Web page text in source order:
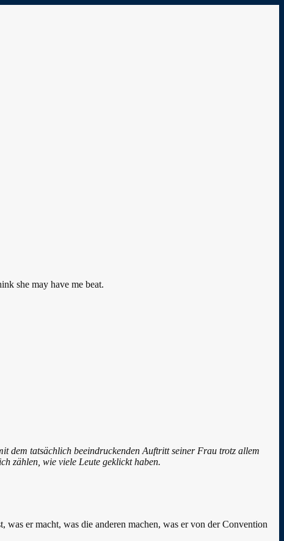
she may have me beat.
dem tatsächlich beeindruckenden Auftritt seiner Frau trotz allem
zählen, wie viele Leute geklickt haben.
er macht, was die anderen machen, was er von der Convention